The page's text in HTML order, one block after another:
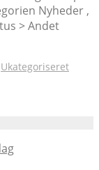
Nyheder ,
> Andet
Ukategoriseret